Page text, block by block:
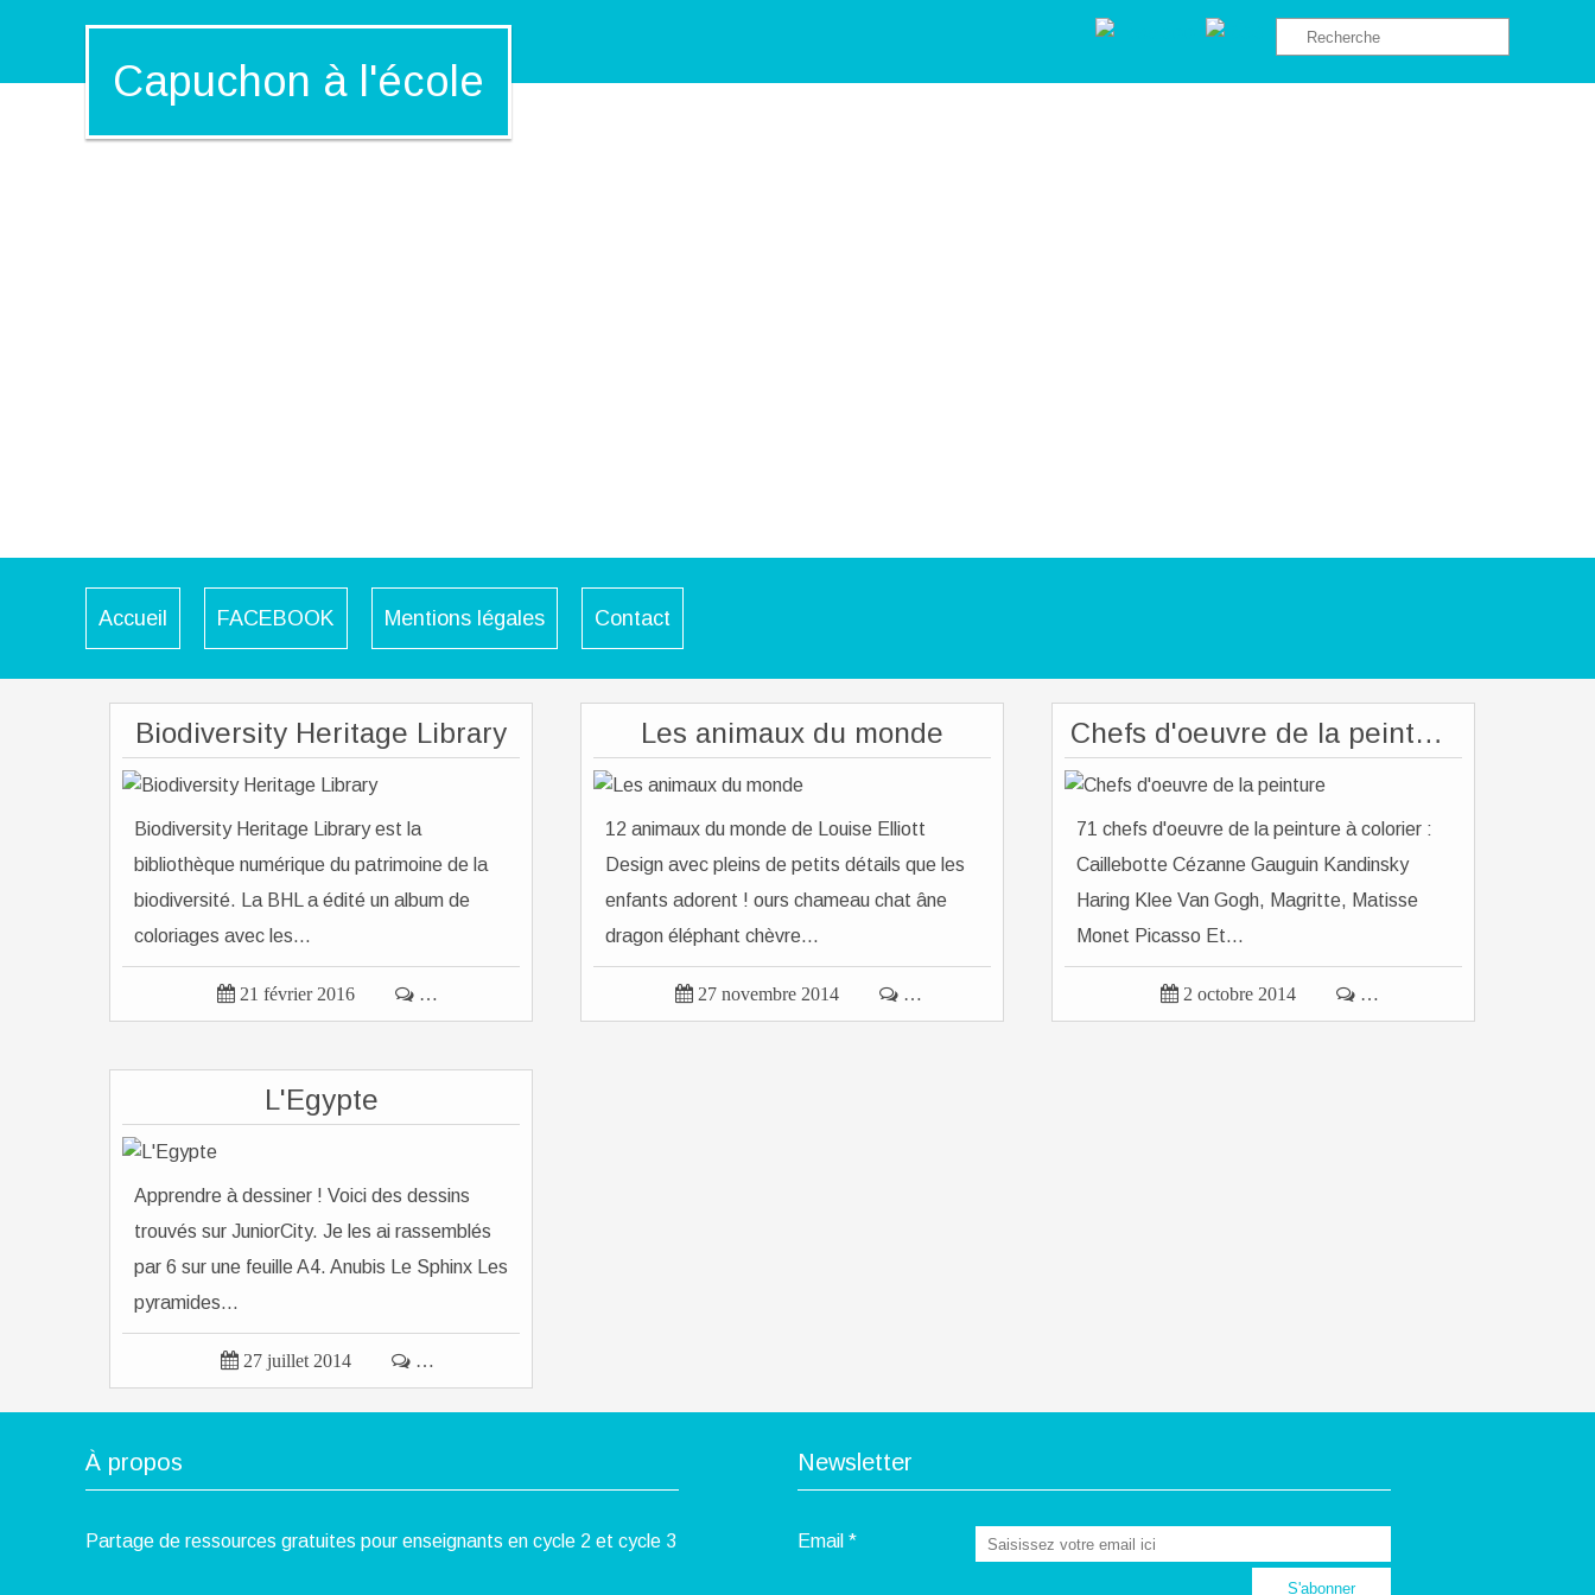
Capuchon à l'école
Accueil FACEBOOK Mentions légales Contact
Biodiversity Heritage Library
Biodiversity Heritage Library est la
bibliothèque numérique du patrimoine de la
biodiversité. La BHL a édité un album de
coloriages avec les...
 21 février 2016  …
Les animaux du monde
12 animaux du monde de Louise Elliott
Design avec pleins de petits détails que les
enfants adorent ! ours chameau chat âne
dragon éléphant chèvre...
 27 novembre 2014  …
Chefs d'oeuvre de la peinture
71 chefs d'oeuvre de la peinture à colorier :
Caillebotte Cézanne Gauguin Kandinsky
Haring Klee Van Gogh, Magritte, Matisse
Monet Picasso Et...
 2 octobre 2014  …
L'Egypte
Apprendre à dessiner ! Voici des dessins
trouvés sur JuniorCity. Je les ai rassemblés
par 6 sur une feuille A4. Anubis Le Sphinx Les
pyramides...
 27 juillet 2014  …
À propos
Partage de ressources gratuites pour enseignants en cycle 2 et cycle 3
Newsletter
Email